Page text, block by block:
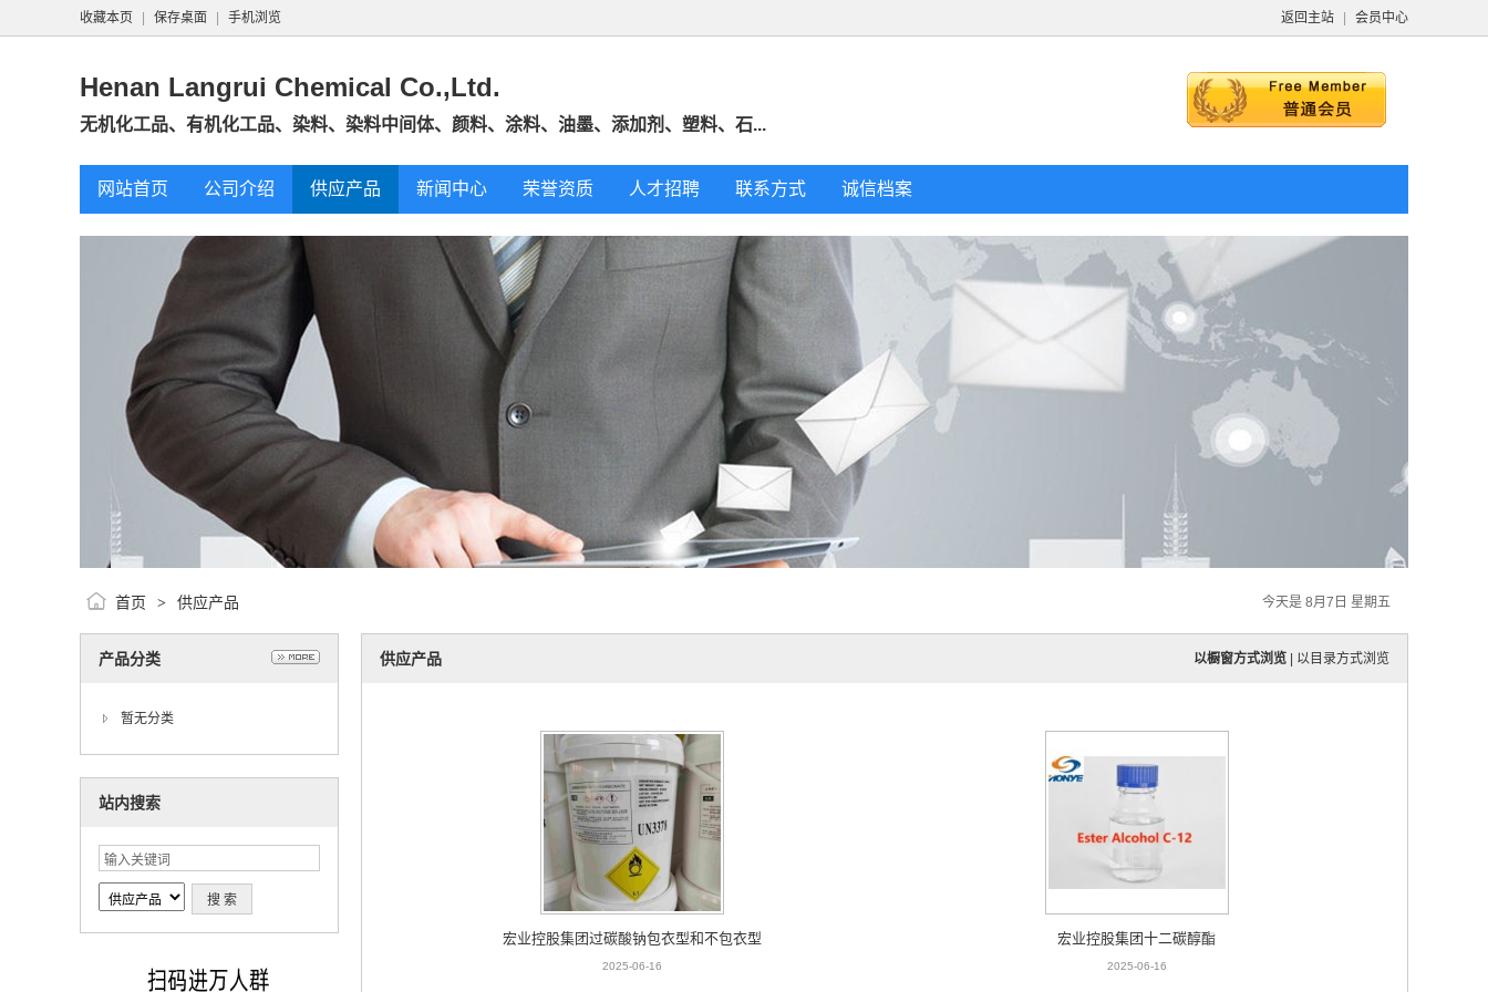
返回主站 会员中心
收藏本页 保存桌面 手机浏览
Henan Langrui Chemical Co.,Ltd.
无机化工品、有机化工品、染料、染料中间体、颜料、涂料、油墨、添加剂、塑料、石...
网站首页 公司介绍 供应产品 新闻中心 荣誉资质 人才招聘 联系方式 诚信档案
今天是 8月7日 星期五
首页 > 供应产品
产品分类
暂无分类
站内搜索
以橱窗方式浏览 以目录方式浏览
供应产品
宏业控股集团过碳酸钠包衣型和不包衣型
2025-06-16
宏业控股集团十二碳醇酯
2025-06-16